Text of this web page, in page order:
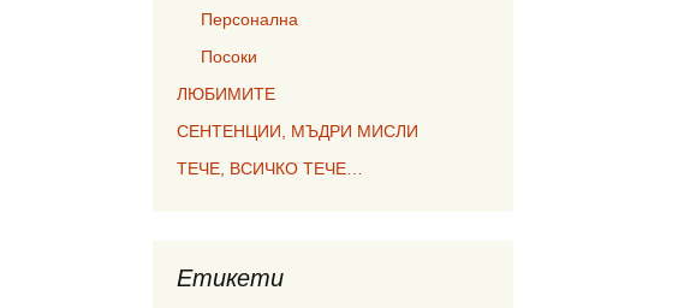
Персонална
Посоки
ЛЮБИМИТЕ
СЕНТЕНЦИИ, МЪДРИ МИСЛИ
ТЕЧЕ, ВСИЧКО ТЕЧЕ…
Етикети